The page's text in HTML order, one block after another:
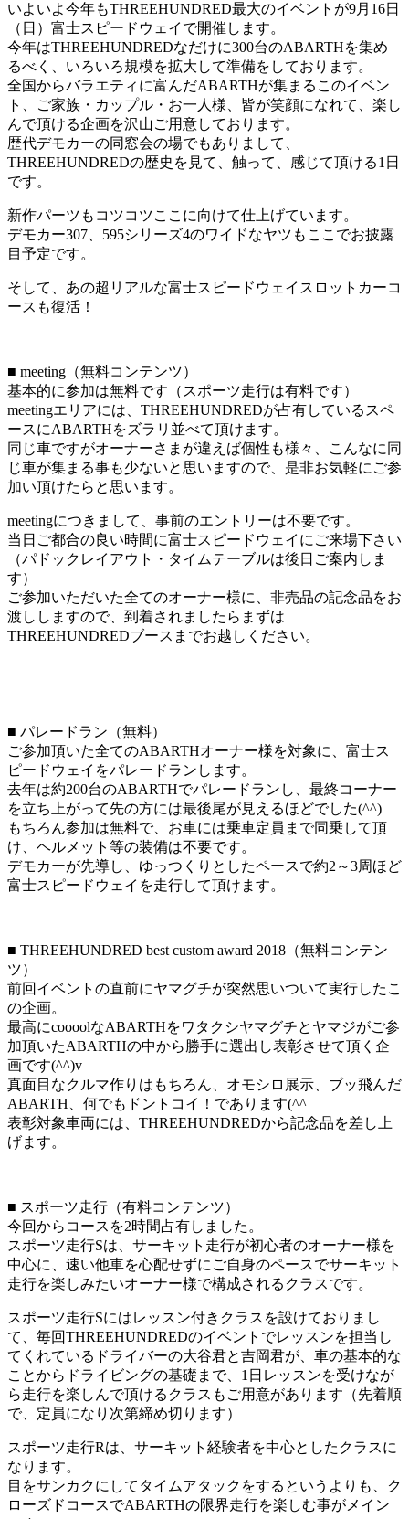
いよいよ今年もTHREEHUNDRED最大のイベントが9月16日
（日）富士スピードウェイで開催します。
今年はTHREEHUNDREDなだけに300台のABARTHを集め
るべく、いろいろ規模を拡大して準備をしております。
全国からバラエティに富んだABARTHが集まるこのイベン
ト、ご家族・カップル・お一人様、皆が笑顔になれて、楽し
んで頂ける企画を沢山ご用意しております。
歴代デモカーの同窓会の場でもありまして、
THREEHUNDREDの歴史を見て、触って、感じて頂ける1日
です。
新作パーツもコツコツここに向けて仕上げています。
デモカー307、595シリーズ4のワイドなヤツもここでお披露
目予定です。
そして、あの超リアルな富士スピードウェイスロットカーコ
ースも復活！
■ meeting（無料コンテンツ）
基本的に参加は無料です（スポーツ走行は有料です）
meetingエリアには、THREEHUNDREDが占有しているスペ
ースにABARTHをズラリ並べて頂けます。
同じ車ですがオーナーさまが違えば個性も様々、こんなに同
じ車が集まる事も少ないと思いますので、是非お気軽にご参
加い頂けたらと思います。
meetingにつきまして、事前のエントリーは不要です。
当日ご都合の良い時間に富士スピードウェイにご来場下さい
（パドックレイアウト・タイムテーブルは後日ご案内しま
す）
ご参加いただいた全てのオーナー様に、非売品の記念品をお
渡ししますので、到着されましたらまずは
THREEHUNDREDブースまでお越しください。
■ パレードラン（無料）
ご参加頂いた全てのABARTHオーナー様を対象に、富士ス
ピードウェイをパレードランします。
去年は約200台のABARTHでパレードランし、最終コーナー
を立ち上がって先の方には最後尾が見えるほどでした(^^)
もちろん参加は無料で、お車には乗車定員まで同乗して頂
け、ヘルメット等の装備は不要です。
デモカーが先導し、ゆっつくりとしたペースで約2～3周ほど
富士スピードウェイを走行して頂けます。
■ THREEHUNDRED best custom award 2018（無料コンテン
ツ）
前回イベントの直前にヤマグチが突然思いついて実行したこ
の企画。
最高にcoooolなABARTHをワタクシヤマグチとヤマジがご参
加頂いたABARTHの中から勝手に選出し表彰させて頂く企
画です(^^)v
真面目なクルマ作りはもちろん、オモシロ展示、ブッ飛んだ
ABARTH、何でもドントコイ！であります(^^ゞ
表彰対象車両には、THREEHUNDREDから記念品を差し上
げます。
■ スポーツ走行（有料コンテンツ）
今回からコースを2時間占有しました。
スポーツ走行Sは、サーキット走行が初心者のオーナー様を
中心に、速い他車を心配せずにご自身のペースでサーキット
走行を楽しみたいオーナー様で構成されるクラスです。
スポーツ走行Sにはレッスン付きクラスを設けておりまし
て、毎回THREEHUNDREDのイベントでレッスンを担当し
てくれているドライバーの大谷君と吉岡君が、車の基本的な
ことからドライビングの基礎まで、1日レッスンを受けなが
ら走行を楽しんで頂けるクラスもご用意があります（先着順
で、定員になり次第締め切ります）
スポーツ走行Rは、サーキット経験者を中心としたクラスに
なります。
目をサンカクにしてタイムアタックをするというよりも、ク
ローズドコースでABARTHの限界走行を楽しむ事がメイン